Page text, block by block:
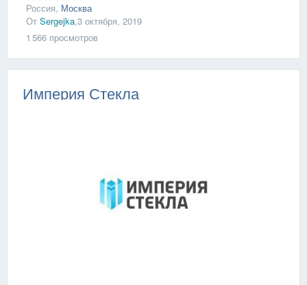
Россия, Москва
От Sergejka,3 октября, 2019
1 566 просмотров
Империя Стекла